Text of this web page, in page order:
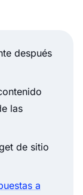
después
las
de sitio
a